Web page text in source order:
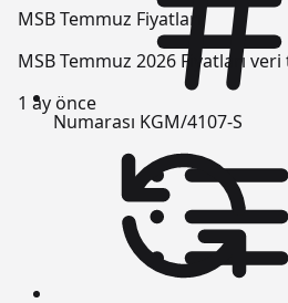
MSB Temmuz Fiyatları
MSB Temmuz 2026 Fiyatları
1 ay önce
Numarası KGM/4107-S